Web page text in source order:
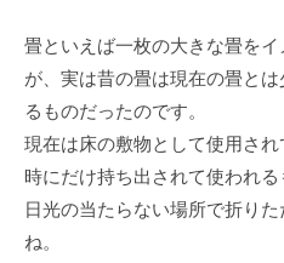
畳といえば一枚の大きな畳を
が、実は昔の畳は現在の畳と
るものだったのです。
現在は床の敷物として使用さ
時にだけ持ち出されて使われ
日光の当たらない場所で折り
ね。